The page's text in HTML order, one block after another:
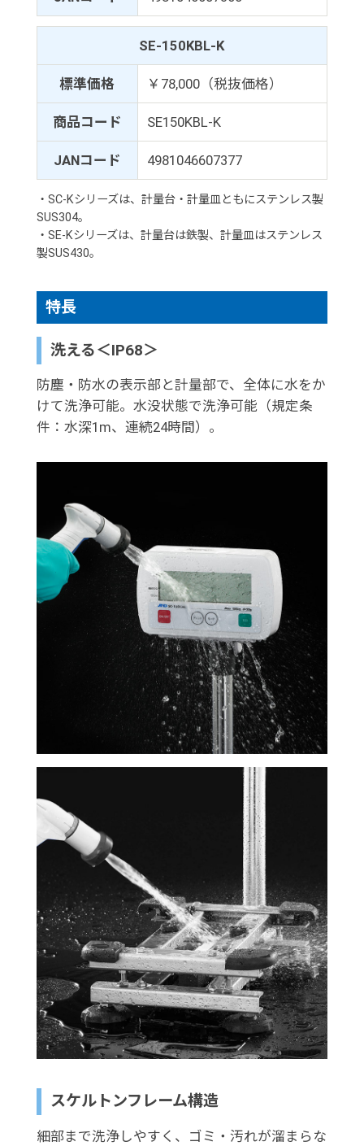
SE-150KBL-K
標準価格 ￥78,000（税抜価格）
商品コード SE150KBL-K
JANコード 4981046607377
・SC-Kシリーズは、計量台・計量皿ともにステンレス製
SUS304。
・SE-Kシリーズは、計量台は鉄製、計量皿はステンレス
製SUS430。
特長
洗える＜IP68＞
防塵・防水の表示部と計量部で、全体に水をか
けて洗浄可能。水没状態で洗浄可能（規定条
件：水深1m、連続24時間）。
スケルトンフレーム構造
細部まで洗浄しやすく、ゴミ・汚れが溜まらな